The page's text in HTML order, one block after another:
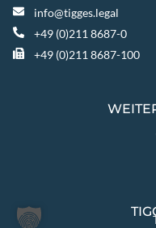
info@tigges.legal
+49 (0)211 8687-0
+49 (0)211 8687-100